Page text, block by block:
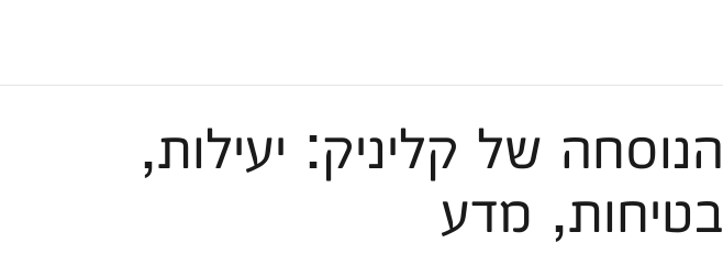
הנוסחה של קליניק: יעילות,
בטיחות, מדע